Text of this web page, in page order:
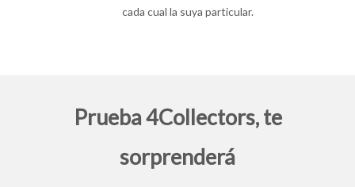
cada cual la suya particular.
Prueba 4Collectors, te
sorprenderá